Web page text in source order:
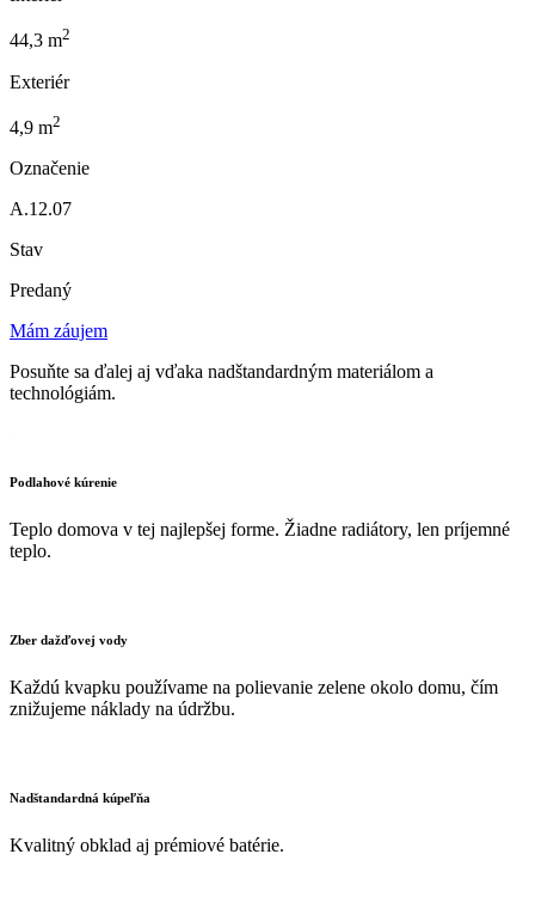
44,3 m2
Exteriér
4,9 m2
Označenie
A.12.07
Stav
Predaný
Mám záujem
Posuňte sa ďalej aj vďaka nadštandardným materiálom a
technológiám.
Podlahové kúrenie
Teplo domova v tej najlepšej forme. Žiadne radiátory, len príjemné
teplo.
Zber dažďovej vody
Každú kvapku používame na polievanie zelene okolo domu, čím
znižujeme náklady na údržbu.
Nadštandardná kúpeľňa
Kvalitný obklad aj prémiové batérie.